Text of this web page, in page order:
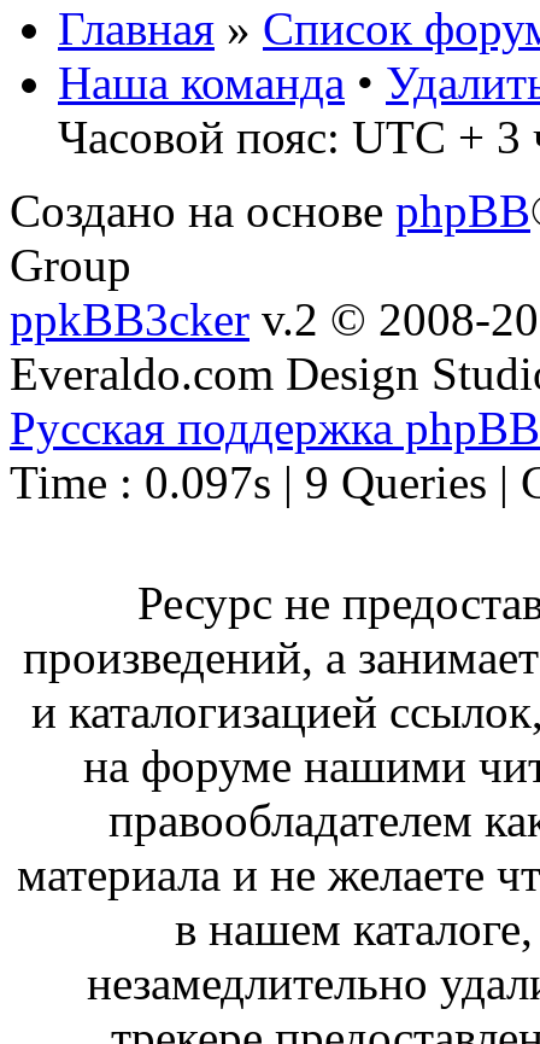
Главная » Список
Наша команда •
Часовой пояс: UTC + 3
Создано на основе phpBB
Group
ppkBB3cker v.2 © 2008-
Everaldo.com Design
Русская поддержка phpBB
Time : 0.097s | 9 Queries |
Ресурс не
произведений, а
и каталогизацией
на форуме нашими
правообладателем
материала и не желаете
в нашем
незамедлительно